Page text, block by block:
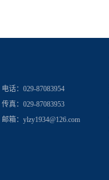
电话：029-87083954
传真：029-87083953
邮箱： ylzy1934@126.com